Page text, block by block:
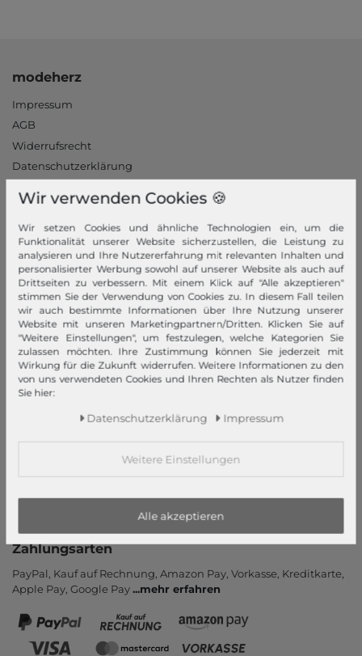
modeherz
Impressum
AGB
Widerrufsrecht
Datenschutzerklärung
Barrierefreiheitserklärung
Jobs
Unsere Stores
Mein Konto
Login
Neukunde?
Informationen
Kontakt
Rückrufservice
Zahlung und Versand
Zahlungsarten
PayPal, Kauf auf Rechnung, Amazon Pay, Vor­kasse, Kredit­karte,
Apple Pay, Google Pay...mehr erfahren
Wir verwenden Cookies 🍪
Wir setzen Cookies und ähnliche Technologien ein, um die
Funktionalität unserer Website sicherzustellen, die Leistung zu
analysieren und Ihre Nutzererfahrung mit relevanten Inhalten und
personalisierter Werbung sowohl auf unserer Website als auch auf
Drittseiten zu verbessern. Mit einem Klick auf "Alle akzeptieren"
stimmen Sie der Verwendung von Cookies zu. In diesem Fall teilen
wir auch bestimmte Informationen über Ihre Nutzung unserer
Website mit unseren Marketingpartnern/Dritten. Klicken Sie auf
"Weitere Einstellungen", um festzulegen, welche Kategorien Sie
zulassen möchten. Ihre Zustimmung können Sie jederzeit mit
Wirkung für die Zukunft widerrufen. Weitere Informationen zu den
von uns verwendeten Cookies und Ihren Rechten als Nutzer finden
Sie hier:
Daten­schutz­erklärung Impressum
Weitere Einstellungen
Alle akzeptieren